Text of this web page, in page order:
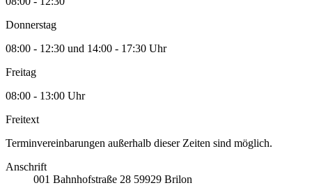
Donnerstag
08:00 - 12:30 und 14:00 - 17:30 Uhr
Freitag
08:00 - 13:00 Uhr
Freitext
Terminvereinbarungen außerhalb dieser Zeiten sind möglich.
Anschrift
001 Bahnhofstraße 28 59929 Brilon